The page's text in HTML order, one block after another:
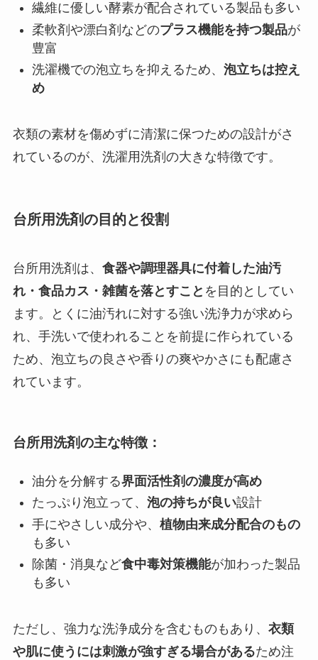
繊維に優しい酵素が配合されている製品も多い
柔軟剤や漂白剤などのプラス機能を持つ製品が
豊富
洗濯機での泡立ちを抑えるため、 泡立ちは控え
め
衣類の素材を傷めずに清潔に保つための設計がさ
れているのが、洗濯用洗剤の大きな特徴です。
台所用洗剤の目的と役割
台所用洗剤は、 食器や調理器具に付着した油汚
れ・食品カス・雑菌を落とすこと を目的としてい
ます。とくに油汚れに対する強い洗浄力が求めら
れ、手洗いで使われることを前提に作られている
ため、泡立ちの良さや香りの爽やかさにも配慮さ
れています。
台所用洗剤の主な特徴：
油分を分解する界面活性剤の濃度が高め
たっぷり泡立って、 泡の持ちが良い設計
手にやさしい成分や、 植物由来成分配合のもの
も多い
除菌・消臭など食中毒対策機能が加わった製品
も多い
ただし、強力な洗浄成分を含むものもあり、 衣類
や肌に使うには刺激が強すぎる場合があるため注